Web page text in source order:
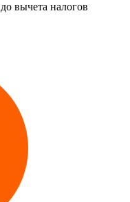
до вычета налогов